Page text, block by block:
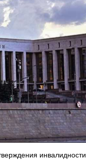
инвалидности